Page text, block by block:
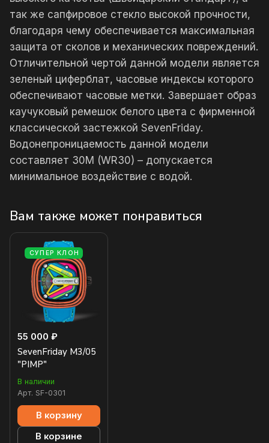
так же сапфировое стекло высокой прочности,
благодаря чему обеспечивается максимальная
защита от сколов и механических повреждений.
Отличительной чертой данной модели является
зеленый циферблат, часовые индексы которого
обеспечивают часовые метки. Завершает образ
каучуковый ремешок белого цвета с фирменной
классической застежкой SevenFriday.
Водонепроницаемость данной модели
составляет 30М (WR30) – допускается
минимальное воздействие с водой.
Вам также может понравиться
СУПЕР КЛОН
55 000 ₽
SevenFriday M3/05
"PIMP"
В наличии
Арт. SF-0301
В корзину
В корзине